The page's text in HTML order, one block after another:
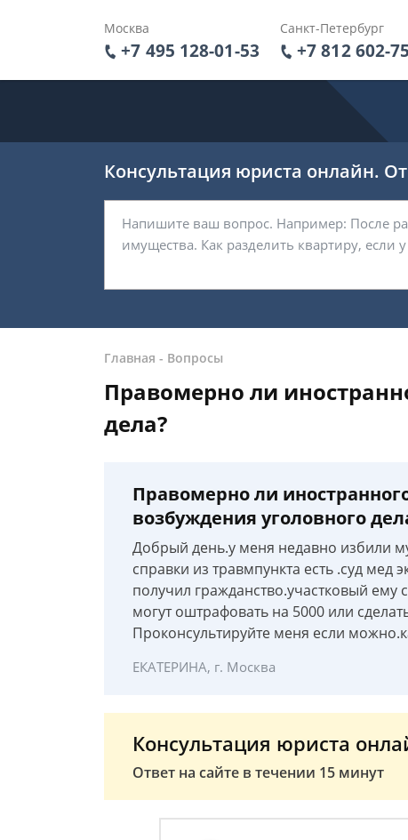
Москва
+7 495 128-01-53
Санкт-Петербург
+7 812 602-
Консультация юриста онлайн.
Главная - Вопросы
Правомерно ли
дела?
Правомерно ли
возбуждения уголовного
Добрый день.у меня недавно избили
справки из травмпункта есть .суд
получил гражданство.участковый ему
могут оштрафовать на 5000 или
Проконсультируйте меня если
ЕКАТЕРИНА, г. Москва
Консультация юриста
Ответ на сайте в течении 15 минут